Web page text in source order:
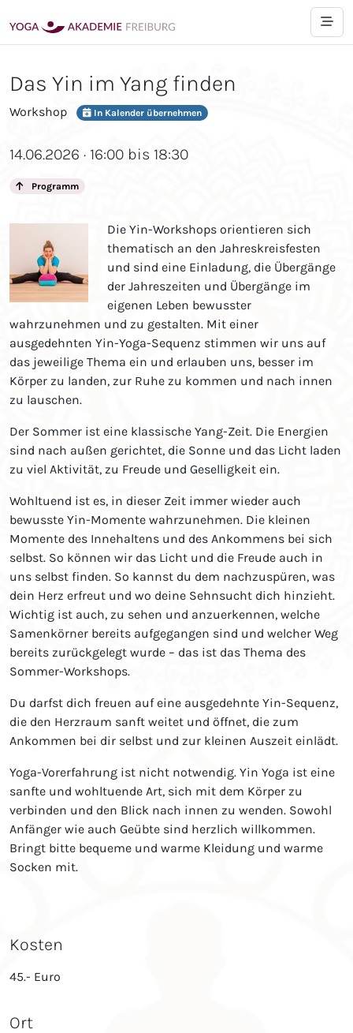
Das Yin im Yang finden
Workshop In Kalender übernehmen
14.06.2026 · 16:00 bis 18:30
Programm
Die Yin-Workshops orientieren sich
thematisch an den Jahreskreisfesten
und sind eine Einladung, die Übergänge
der Jahreszeiten und Übergänge im
eigenen Leben bewusster
wahrzunehmen und zu gestalten. Mit einer
ausgedehnten Yin-Yoga-Sequenz stimmen wir uns auf
das jeweilige Thema ein und erlauben uns, besser im
Körper zu landen, zur Ruhe zu kommen und nach innen
zu lauschen.
Der Sommer ist eine klassische Yang-Zeit. Die Energien
sind nach außen gerichtet, die Sonne und das Licht laden
zu viel Aktivität, zu Freude und Geselligkeit ein.
Wohltuend ist es, in dieser Zeit immer wieder auch
bewusste Yin-Momente wahrzunehmen. Die kleinen
Momente des Innehaltens und des Ankommens bei sich
selbst. So können wir das Licht und die Freude auch in
uns selbst finden. So kannst du dem nachzuspüren, was
dein Herz erfreut und wo deine Sehnsucht dich hinzieht.
Wichtig ist auch, zu sehen und anzuerkennen, welche
Samenkörner bereits aufgegangen sind und welcher Weg
bereits zurückgelegt wurde – das ist das Thema des
Sommer-Workshops.
Du darfst dich freuen auf eine ausgedehnte Yin-Sequenz,
die den Herzraum sanft weitet und öffnet, die zum
Ankommen bei dir selbst und zur kleinen Auszeit einlädt.
Yoga-Vorerfahrung ist nicht notwendig. Yin Yoga ist eine
sanfte und wohltuende Art, sich mit dem Körper zu
verbinden und den Blick nach innen zu wenden. Sowohl
Anfänger wie auch Geübte sind herzlich willkommen.
Bringt bitte bequeme und warme Kleidung und warme
Socken mit.
Kosten
45.- Euro
Ort